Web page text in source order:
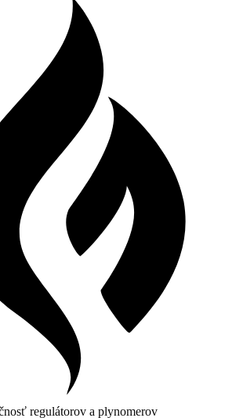
regulátorov a plynomerov